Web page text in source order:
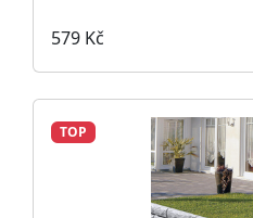
579 Kč
TOP